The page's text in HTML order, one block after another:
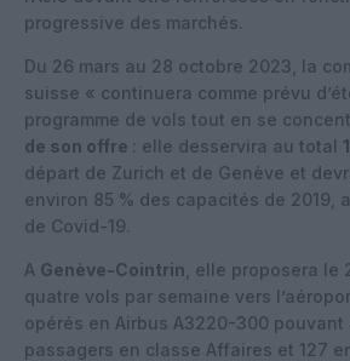
progressive des marchés.
Du 26 mars au 28 octobre 2023, la
suisse « continuera comme prévu
programme de vols tout en se
de son offre : elle desservira au total
départ de Zurich et de Genève et
environ 85 % des capacités de 2019,
de Covid-19.
A Genève-Cointrin , elle proposera le
quatre vols par semaine vers
opérés en Airbus A3220-300 pouvant
passagers en classe Affaires et 127